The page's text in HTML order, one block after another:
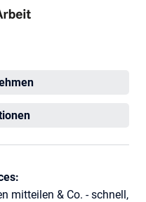
Bad
mitteilen & Co. - schnell,